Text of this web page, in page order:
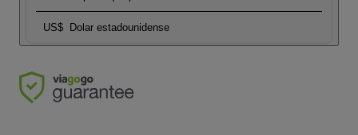
US$ Dolar estadounidense